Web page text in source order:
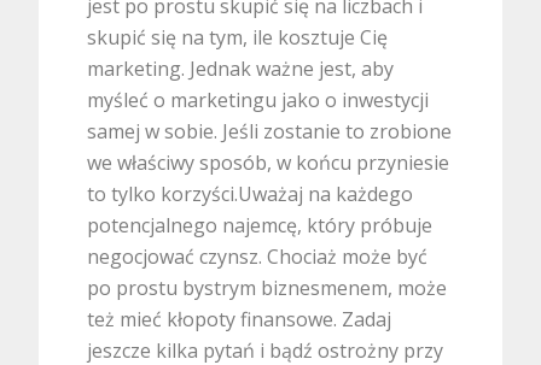
jest po prostu skupić się na liczbach i
skupić się na tym, ile kosztuje Cię
marketing. Jednak ważne jest, aby
myśleć o marketingu jako o inwestycji
samej w sobie. Jeśli zostanie to zrobione
we właściwy sposób, w końcu przyniesie
to tylko korzyści.Uważaj na każdego
potencjalnego najemcę, który próbuje
negocjować czynsz. Chociaż może być
po prostu bystrym biznesmenem, może
też mieć kłopoty finansowe. Zadaj
jeszcze kilka pytań i bądź ostrożny przy